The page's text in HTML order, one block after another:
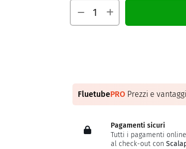
FluetubePRO Prezzi e
Pagamenti sicuri
Tutti i pagamenti
al check-out con